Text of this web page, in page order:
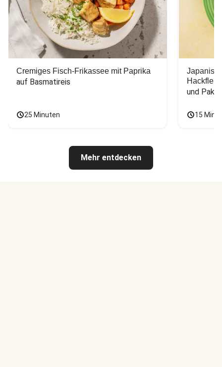
Cremiges Fisch-Frikassee mit Paprika
auf Basmatireis
25 Minuten
und Pak
15
Mehr entdecken